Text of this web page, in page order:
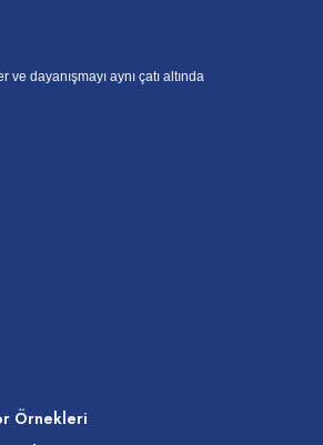
dayanışmayı aynı çatı altında
Örnekleri